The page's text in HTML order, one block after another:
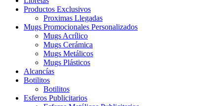
Productos Exclusivos
Proximas Llegadas
Mugs Promocionales Personalizados
Mugs Acrílico
Mugs Cerámica
Mugs Metálicos
Mugs Plásticos
Alcancías
Botilitos
Botilitos
Esferos Publicitarios